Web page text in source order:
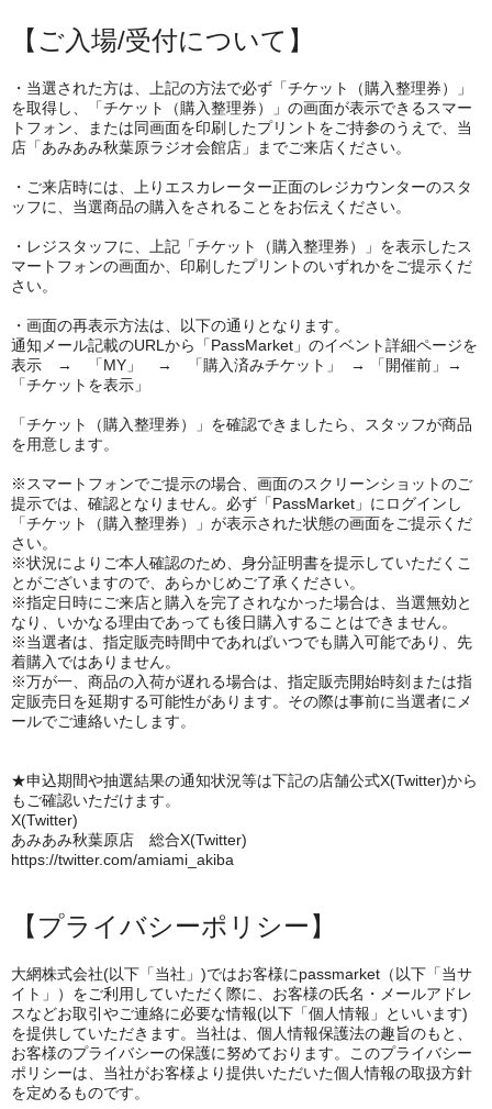
【ご入場/受付について】
・当選された方は、上記の方法で必ず「チケット（購入整理券）」
を取得し、「チケット（購入整理券）」の画面が表示できるスマー
トフォン、または同画面を印刷したプリントをご持参のうえで、当
店「あみあみ秋葉原ラジオ会館店」までご来店ください。
・ご来店時には、上りエスカレーター正面のレジカウンターのスタ
ッフに、当選商品の購入をされることをお伝えください。
・レジスタッフに、上記「チケット（購入整理券）」を表示したス
マートフォンの画面か、印刷したプリントのいずれかをご提示くだ
さい。
・画面の再表示方法は、以下の通りとなります。
通知メール記載のURLから「PassMarket」のイベント詳細ページを
表示 → 「MY」 → 「購入済みチケット」 → 「開催前」→
「チケットを表示」
「チケット（購入整理券）」を確認できましたら、スタッフが商品
を用意します。
※スマートフォンでご提示の場合、画面のスクリーンショットのご
提示では、確認となりません。必ず「PassMarket」にログインし
「チケット（購入整理券）」が表示された状態の画面をご提示くだ
さい。
※状況によりご本人確認のため、身分証明書を提示していただくこ
とがございますので、あらかじめご了承ください。
※指定日時にご来店と購入を完了されなかった場合は、当選無効と
なり、いかなる理由であっても後日購入することはできません。
※当選者は、指定販売時間中であればいつでも購入可能であり、先
着購入ではありません。
※万が一、商品の入荷が遅れる場合は、指定販売開始時刻または指
定販売日を延期する可能性があります。その際は事前に当選者にメ
ールでご連絡いたします。
★申込期間や抽選結果の通知状況等は下記の店舗公式X(Twitter)から
もご確認いただけます。
X(Twitter)
あみあみ秋葉原店 総合X(Twitter)
https://twitter.com/amiami_akiba
【プライバシーポリシー】
大網株式会社(以下「当社」)ではお客様にpassmarket（以下「当サ
イト」）をご利用していただく際に、お客様の氏名・メールアドレ
スなどお取引やご連絡に必要な情報(以下「個人情報」といいます)
を提供していただきます。当社は、個人情報保護法の趣旨のもと、
お客様のプライバシーの保護に努めております。このプライバシー
ポリシーは、当社がお客様より提供いただいた個人情報の取扱方針
を定めるものです。